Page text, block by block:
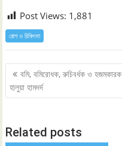
Post Views: 1,881
রোগ ও চিকিৎসা
Post
navigation
বমি, বমিরোধক, রুচিবর্ধক ও হজমকারক
হালুয়া হামদর্দ
Related posts